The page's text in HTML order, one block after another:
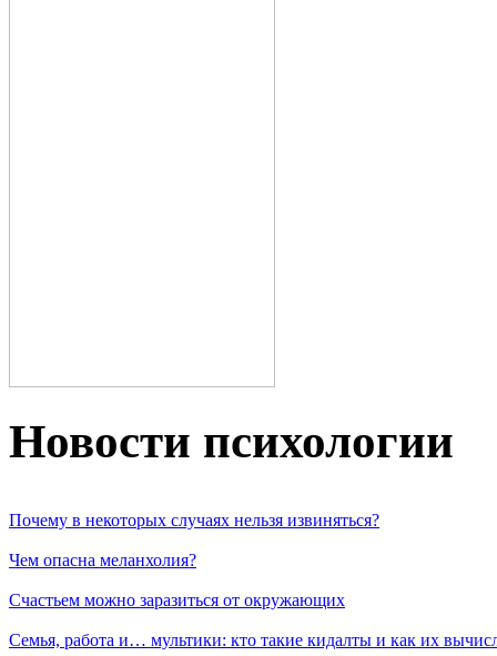
Новости пcихологии
Почему в некоторых случаях нельзя извиняться?
Чем опасна меланхолия?
Счастьем можно заразиться от окружающих
Семья, работа и… мультики: кто такие кидалты и как их